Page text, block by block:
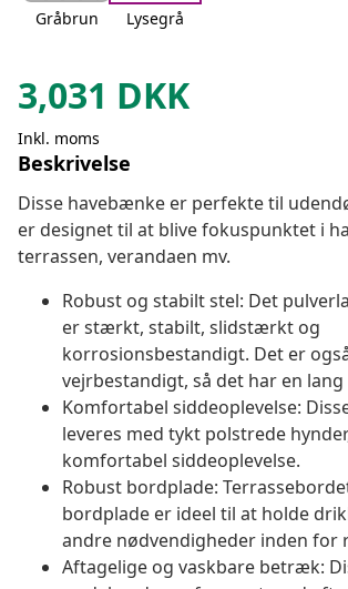
Gråbrun Lysegrå
3,031 DKK
Inkl. moms
Beskrivelse
Disse havebænke er perfekte til
er designet til at blive fokuspunktet i
terrassen, verandaen mv.
Robust og stabilt stel: Det
er stærkt, stabilt, slidstærkt og
korrosionsbestandigt. Det er
vejrbestandigt, så det har en lang
Komfortabel siddeoplevelse:
leveres med tykt polstrede
komfortabel siddeoplevelse.
Robust bordplade:
bordplade er ideel til at holde
andre nødvendigheder inden for
Aftagelige og vaskbare betræk: